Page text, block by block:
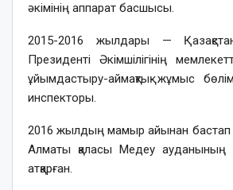
әкімінің аппарат басшысы.
2015-2016 жылдары —
Президенті Әкімшілігінің
ұйымдастыру-аймақтық жұмыс
инспекторы.
2016 жылдың мамыр айынан бастап
Алматы қаласы Медеу ауданының
атқарған.